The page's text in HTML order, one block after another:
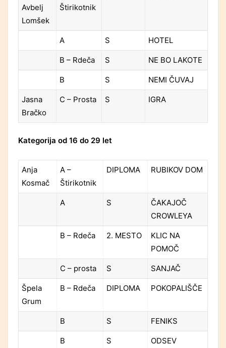
Avbelj
Lomšek
Štirikotnik
A S HOTEL
B – Rdeča S NE BO LAKOTE
B S NEMI ČUVAJ
Jasna
Bračko
C – Prosta S IGRA
Kategorija od 16 do 29 let
Anja
Kosmač
A –
Štirikotnik
DIPLOMA RUBIKOV DOM
A S
ČAKAJOČ
CROWLEYA
B – Rdeča 2. MESTO
KLIC NA
POMOČ
C – prosta S SANJAČ
Špela
Grum
B – Rdeča DIPLOMA POKOPALIŠČE
B S FENIKS
B S ODSEV